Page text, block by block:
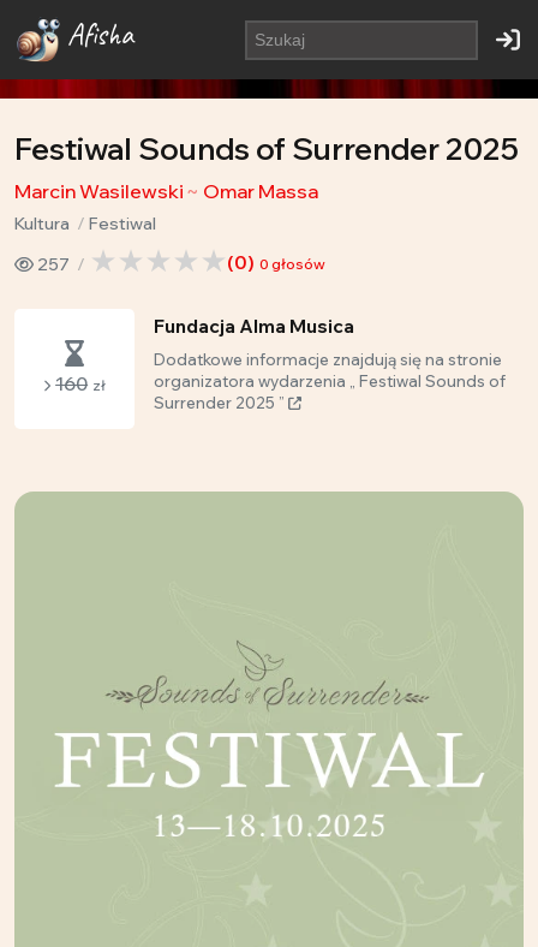
Afisha
Festiwal Sounds of Surrender 2025
Marcin Wasilewski Omar Massa
Kultura
Festiwal
257
(0) 0 głosów
160 zł
Fundacja Alma Musica
Dodatkowe informacje znajdują się na stronie
organizatora wydarzenia „ Festiwal Sounds of
Surrender 2025 ”